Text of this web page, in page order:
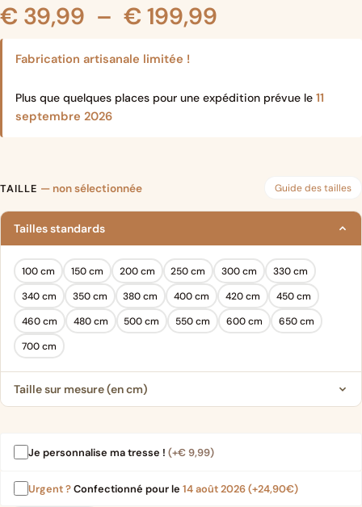
€ 39,99 – € 199,99
prix :
€ 199,99
Fabrication artisanale limitée !
Plus que quelques places pour une expédition prévue le 11
septembre 2026
TAILLE — non sélectionnée Guide des tailles
Tailles standards
100 cm 150 cm 200 cm 250 cm 300 cm
330 cm
340 cm
350 cm 380 cm 400 cm 420 cm
450 cm
460 cm
480 cm 500 cm 550 cm 600 cm
650 cm
700 cm
Taille sur mesure (en cm)
Je personnalise ma tresse ! (+€9,99)
Urgent ? Confectionné pour le 14 août 2026 (+24,90€)